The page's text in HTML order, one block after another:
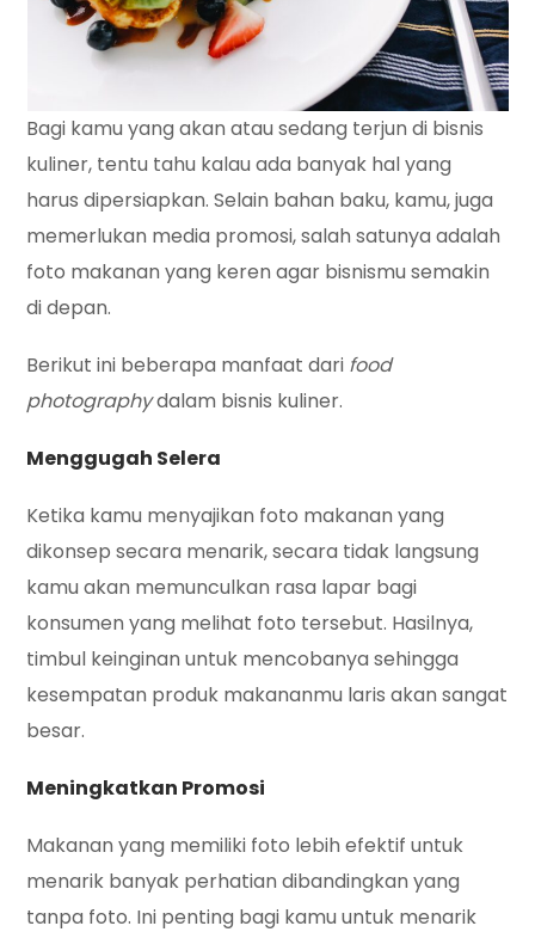
Bagi kamu yang akan atau sedang terjun di bisnis
kuliner, tentu tahu kalau ada banyak hal yang
harus dipersiapkan. Selain bahan baku, kamu, juga
memerlukan media promosi, salah satunya adalah
foto makanan yang keren agar bisnismu semakin
di depan.
Berikut ini beberapa manfaat dari food
photographydalam bisnis kuliner.
Menggugah Selera
Ketika kamu menyajikan foto makanan yang
dikonsep secara menarik, secara tidak langsung
kamu akan memunculkan rasa lapar bagi
konsumen yang melihat foto tersebut. Hasilnya,
timbul keinginan untuk mencobanya sehingga
kesempatan produk makananmu laris akan sangat
besar.
Meningkatkan Promosi
Makanan yang memiliki foto lebih efektif untuk
menarik banyak perhatian dibandingkan yang
tanpa foto. Ini penting bagi kamu untuk menarik